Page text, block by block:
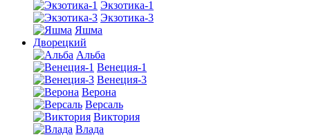
Экзотика-1
Экзотика-3
Яшма
Дворецкий
Альба
Венеция-1
Венеция-3
Верона
Версаль
Виктория
Влада